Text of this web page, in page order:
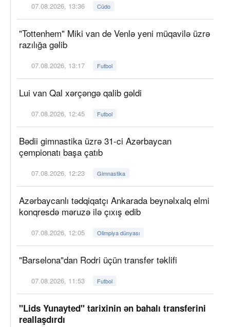
07.08.2026, 13:36 Cüdo
"Tottenhem" Miki van de Venlə yeni müqavilə üzrə
razılığa gəlib
07.08.2026, 13:17 Futbol
Lui van Qal xərçəngə qalib gəldi
07.08.2026, 12:45 Futbol
Bədii gimnastika üzrə 31-ci Azərbaycan
çempionatı başa çatıb
07.08.2026, 12:23 Gimnastika
Azərbaycanlı tədqiqatçı Ankarada beynəlxalq elmi
konqresdə məruzə ilə çıxış edib
07.08.2026, 12:05 Olimpiya dünyası
"Barselona"dan Rodri üçün transfer təklifi
07.08.2026, 11:53 Futbol
"Lids Yunayted" tarixinin ən bahalı transferini
reallaşdırdı